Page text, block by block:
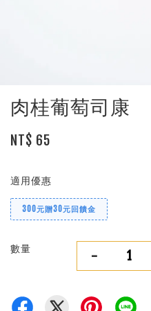
肉桂葡萄司康
NT$ 65
適用優惠
300元贈30元回饋金
數量 -